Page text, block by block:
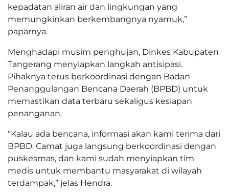
kepadatan aliran air dan lingkungan yang
memungkinkan berkembangnya nyamuk,”
paparnya.
Menghadapi musim penghujan, Dinkes Kabupaten
Tangerang menyiapkan langkah antisipasi.
Pihaknya terus berkoordinasi dengan Badan
Penanggulangan Bencana Daerah (BPBD) untuk
memastikan data terbaru sekaligus kesiapan
penanganan.
“Kalau ada bencana, informasi akan kami terima dari
BPBD. Camat juga langsung berkoordinasi dengan
puskesmas, dan kami sudah menyiapkan tim
medis untuk membantu masyarakat di wilayah
terdampak,” jelas Hendra.